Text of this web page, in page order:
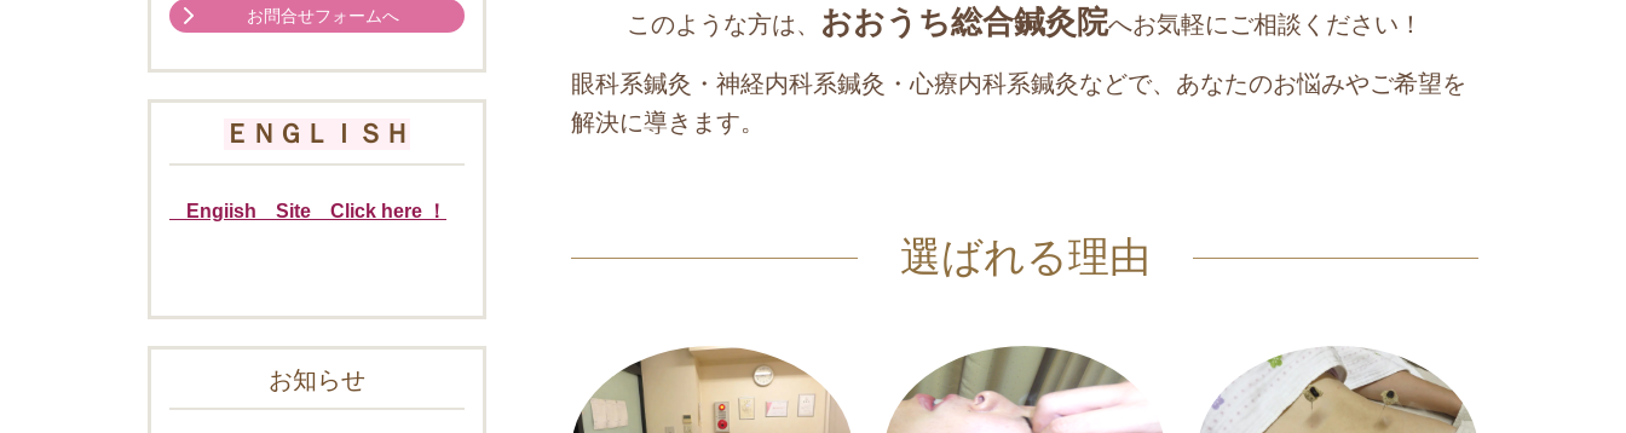
このような方は、 おおうち総合鍼灸院へお気軽にご相談ください！
眼科系鍼灸・神経内科系鍼灸・心療内科系鍼灸などで、あなたのお悩みやご希望を
解決に導きます。
選ばれる理由
お問合せフォームへ
ＥＮＧＬＩＳＨ
Engiish Site Click here ！
お知らせ